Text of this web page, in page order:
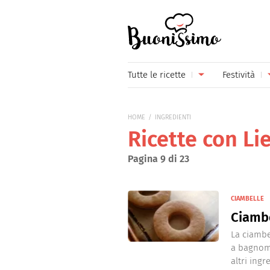
Tutte le ricette
Primi piatti
Secondi piatti
Contorni
Formaggi
Festività
Festa
Natale
HOME INGREDIENTI
Ricette con
Pagina 9 di 23
CIAMBELLE
La
a
altri